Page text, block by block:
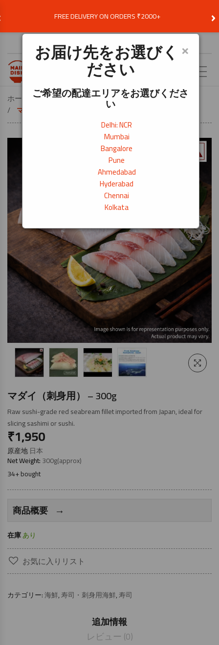
FREE DELIVERY ON ORDERS ₹2000+ ›
お届け先を選択 ×
お届け先をお選びく
ださい
ご希望の配達エリアをお選びくださ
い
Delhi: NCR
Mumbai
Bangalore
Pune
Ahmedabad
Hyderabad
Chennai
Kolkata
ホーム 料理から探す
寿司
マダイ（刺身用） – 300g
マダイ（刺身用） – 300g
Raw sushi-grade red seabream fillet imported from Japan, ideal for
slicing sashimi or sushi.
₹1,950
原産地日本
Net Weight:300g(approx)
34+ bought
商品概要 →
在庫あり
お気に入りリスト
カテゴリー:海鮮,寿司・刺身用海鮮,寿司
追加情報
レビュー (0)